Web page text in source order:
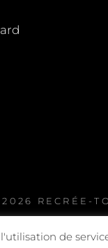
2026 RECRÉE-
de